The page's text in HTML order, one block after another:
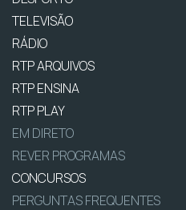
TELEVISÃO
RÁDIO
RTP ARQUIVOS
RTP ENSINA
RTP PLAY
EM DIRETO
REVER PROGRAMAS
CONCURSOS
PERGUNTAS FREQUENTES